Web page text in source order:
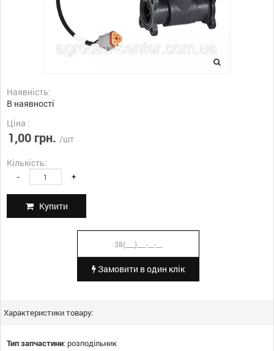
Наявність:
В наявності
Ціна :
1,00 грн. /шт
Кількість:
- +
Купити
Замовити в один клік
Характеристики товару:
Тип запчастини: розподільник